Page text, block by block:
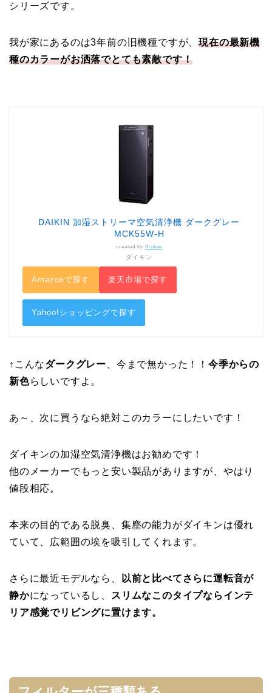
シリーズです。
我が家にあるのは3年前の旧機種ですが、現在の最新機
種のカラーがお洒落でとても素敵です！
DAIKIN 加湿ストリーマ空気清浄機 ダークグレー
MCK55W-H
created by Rinker
ダイキン
Amazonで探す 楽天市場で探す
Yahoo!ショッピングで探す
↑こんなダークグレー 、今まで無かった！！今季からの
新色らしいですよ。
あ～、次に買うなら絶対このカラーにしたいです！
ダイキンの加湿空気清浄機はお勧めです！
他のメーカーでもっと安い製品がありますが、やはり
値段相応。
本来の目的である脱臭、集塵の能力がダイキンは優れ
ていて、広範囲の埃を吸引してくれます。
さらに最近モデルなら、
以前と比べてさらに運転音が
静かになっているし、
スリムなこのタイプならインテ
リア感覚でリビングに置けます。